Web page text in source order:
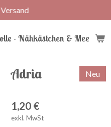
- Nähkästchen & Meer
Adria Neu
1,20 €
exkl. MwSt